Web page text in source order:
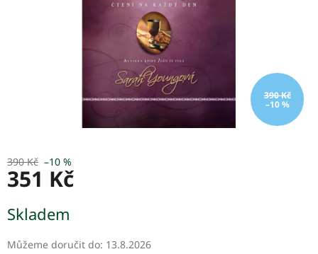
390 Kč
–10 %
390 Kč –10 %
351 Kč
cena:
Skladem
Můžeme doručit do: 13.8.2026